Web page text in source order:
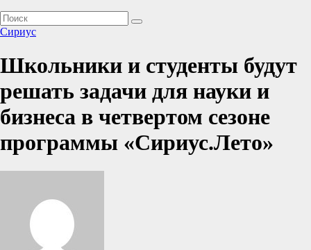
Сириус
Школьники и студенты будут
решать задачи для науки и
бизнеса в четвертом сезоне
программы «Сириус.Лето»